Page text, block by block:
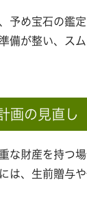
予め宝石の鑑
備が整い、ス
画の見直し
な財産を持つ
は、生前贈与